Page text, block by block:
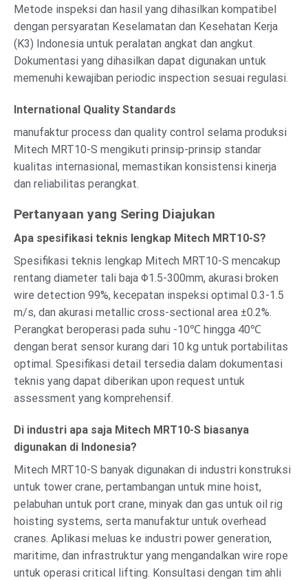
Metode inspeksi dan hasil yang dihasilkan kompatibel
dengan persyaratan Keselamatan dan Kesehatan Kerja
(K3) Indonesia untuk peralatan angkat dan angkut.
Dokumentasi yang dihasilkan dapat digunakan untuk
memenuhi kewajiban periodic inspection sesuai regulasi.
International Quality Standards
manufaktur process dan quality control selama produksi
Mitech MRT10-S mengikuti prinsip-prinsip standar
kualitas internasional, memastikan konsistensi kinerja
dan reliabilitas perangkat.
Pertanyaan yang Sering Diajukan
Apa spesifikasi teknis lengkap Mitech MRT10-S?
Spesifikasi teknis lengkap Mitech MRT10-S mencakup
rentang diameter tali baja Φ1.5-300mm, akurasi broken
wire detection 99%, kecepatan inspeksi optimal 0.3-1.5
m/s, dan akurasi metallic cross-sectional area ±0.2%.
Perangkat beroperasi pada suhu -10℃ hingga 40℃
dengan berat sensor kurang dari 10 kg untuk portabilitas
optimal. Spesifikasi detail tersedia dalam dokumentasi
teknis yang dapat diberikan upon request untuk
assessment yang komprehensif.
Di industri apa saja Mitech MRT10-S biasanya
digunakan di Indonesia?
Mitech MRT10-S banyak digunakan di industri konstruksi
untuk tower crane, pertambangan untuk mine hoist,
pelabuhan untuk port crane, minyak dan gas untuk oil rig
hoisting systems, serta manufaktur untuk overhead
cranes. Aplikasi meluas ke industri power generation,
maritime, dan infrastruktur yang mengandalkan wire rope
untuk operasi critical lifting. Konsultasi dengan tim ahli